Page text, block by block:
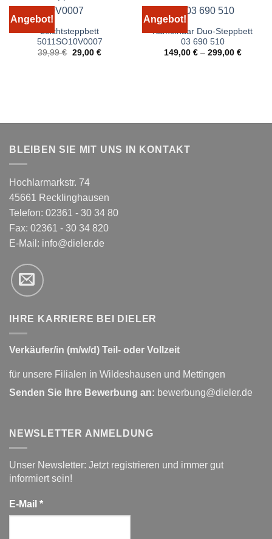
Angebot!
Leichtsteppbett
5011SO10V0007
39,99€ Ursprünglicher
29,00 €Aktueller
Angebot!
Kamelhaar Duo-Steppbett
03 690 510
149,00 €– 299,00 €
BLEIBEN SIE MIT UNS IN KONTAKT
Hochlarmarkstr. 74
45661 Recklinghausen
Telefon: 02361 - 30 34 80
Fax: 02361 - 30 34 820
E-Mail: info@dieler.de
IHRE KARRIERE BEI DIELER
Verkäufer/in (m/w/d) Teil- oder Vollzeit
für unsere Filialen in Wildeshausen und Mettingen
Senden Sie Ihre Bewerbung an: bewerbung@dieler.de
NEWSLETTER ANMELDUNG
Unser Newsletter: Jetzt registrieren und immer gut
informiert sein!
E-Mail *